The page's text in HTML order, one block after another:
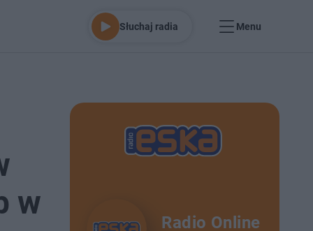
Słuchaj radia Menu
w
Radio Online